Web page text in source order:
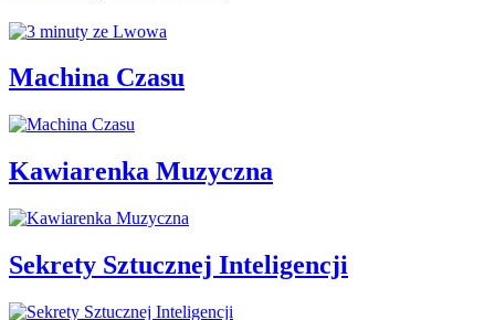
Machina Czasu
Kawiarenka Muzyczna
Sekrety Sztucznej Inteligencji